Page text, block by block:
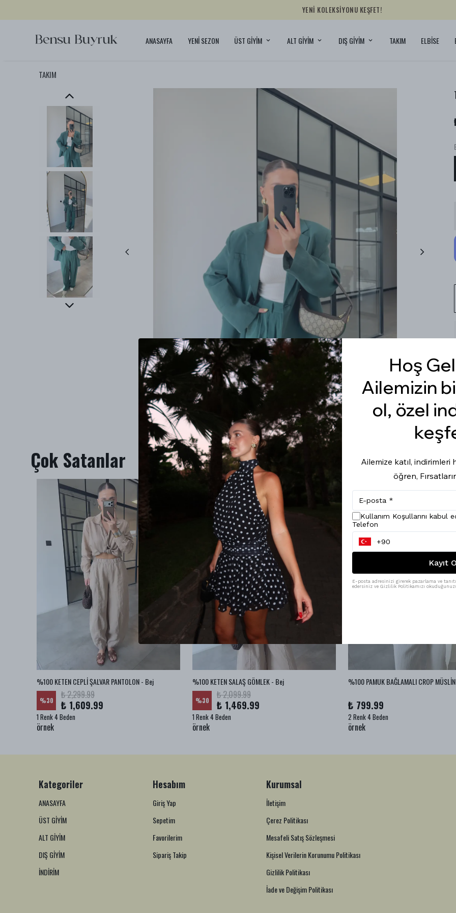
YENİ KOLEKSİYONU KEŞFET!
ANASAYFA YENİ SEZON ÜST GİYİM ALT GİYİM DIŞ GİYİM TAKIM ELBİSE
TAKIM
Çok Satanlar
%100 KETEN CEPLİ ŞALVAR PANTOLON - Bej
%30 ₺ 2,299.99
₺ 1,609.99
1 Renk 4 Beden
örnek
%100 KETEN SALAŞ GÖMLEK - Bej
%30 ₺ 2,099.99
₺ 1,469.99
1 Renk 4 Beden
örnek
₺ 799.99
2 Renk 4 Beden
örnek
Kategoriler
ANASAYFA
ÜST GİYİM
ALT GİYİM
DIŞ GİYİM
İNDİRİM
Hesabım
Giriş Yap
Sepetim
Favorilerim
Sipariş Takip
Kurumsal
İletişim
Çerez Politikası
Mesafeli Satış Sözleşmesi
Kişisel Verilerin Korunumu Politikası
Gizlilik Politikası
İade ve Değişim Politikası
Hoş
Ailemizin
ol, özel
Ailemize katıl, indirimleri
öğren,
Kullanım Koşullarını kabul
Telefon
Kayıt
E-posta adresinizi girerek pazarlama ve
edersiniz ve Gizlilik Politikamızı